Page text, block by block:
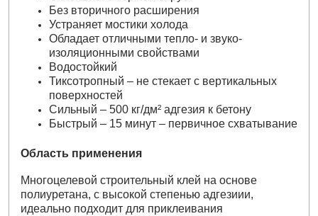
Без вторичного расширения
Устраняет мостики холода
Обладает отличными тепло- и звуко-
изоляционными свойствами
Водостойкий
Тиксотропный – не стекает с вертикальных
поверхностей
Сильный – 500 кг/дм² адгезия к бетону
Быстрый – 15 минут – первичное схватывание
Область применения
Mногоцелевой строительный клей на основе
полиуретана, с высокой степенью адгезиии,
идеально подходит для приклеивания